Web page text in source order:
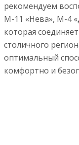
рекомендуем
М-11 «Нева», М-4
которая
столичного
оптимальный
комфортно и